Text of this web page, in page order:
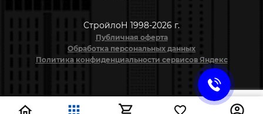
СтройлоН 1998-2026 г.
Публичная оферта
Обработка персональных данных
Политика конфиденциальности сервисов Яндекс